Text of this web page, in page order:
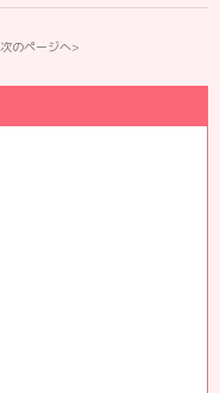
次のページへ>